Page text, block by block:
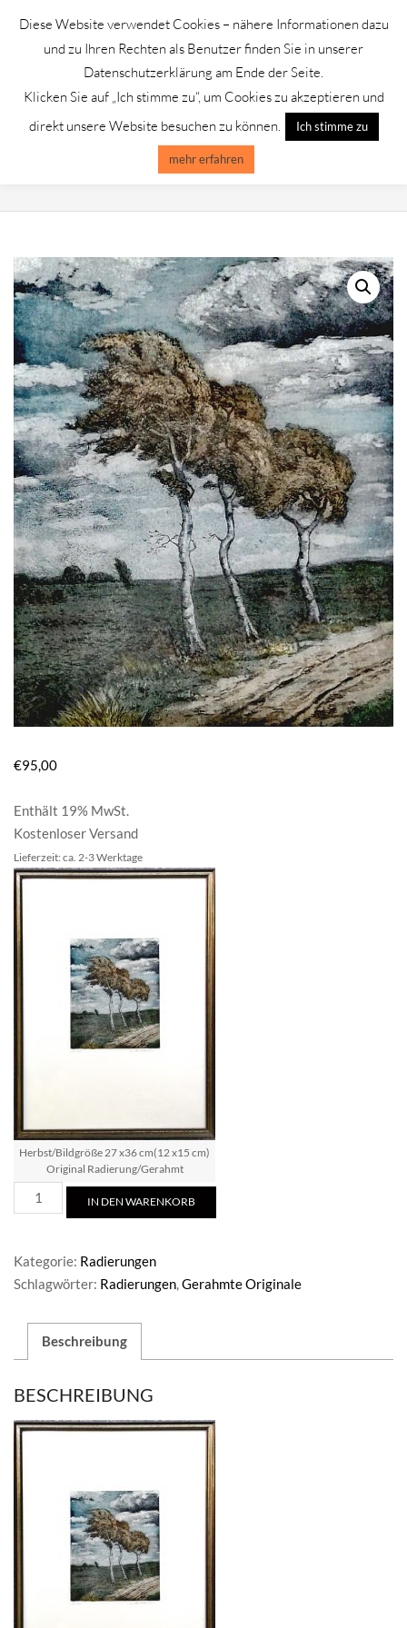
content GALERIE CHROMIK
Primary
Navigation
HERBST
€95,00
Enthält 19% MwSt.
Kostenloser Versand
Lieferzeit: ca. 2-3 Werktage
Herbst/Bildgröße 27 x36 cm(12 x15 cm)
Original Radierung/Gerahmt
Herbst
Menge
IN DEN WARENKORB
Kategorie: Radierungen
Schlagwörter: Radierungen,Gerahmte Originale
Beschreibung
BESCHREIBUNG
Diese Website verwendet Cookies – nähere Informationen dazu
und zu Ihren Rechten als Benutzer finden Sie in unserer
Datenschutzerklärung am Ende der Seite.
Klicken Sie auf „Ich stimme zu“, um Cookies zu akzeptieren und
direkt unsere Website besuchen zu können.
Ich stimme zu
mehr erfahren